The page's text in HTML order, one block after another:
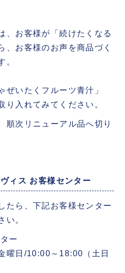
、お客様が「続けたくなる
、お客様のお声を商品づく
。
ぜいたくフルーツ青汁」
り入れてみてください。
次リニューアル品へ切り
ィス お客様センター
たら、下記お客様センター
い。
ー
曜日/10:00～18:00（土日